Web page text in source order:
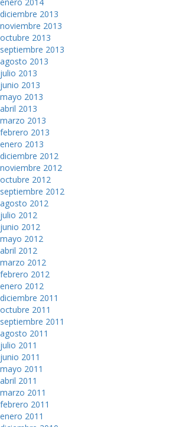
diciembre 2013
noviembre 2013
octubre 2013
septiembre 2013
agosto 2013
julio 2013
junio 2013
mayo 2013
abril 2013
marzo 2013
febrero 2013
enero 2013
diciembre 2012
noviembre 2012
octubre 2012
septiembre 2012
agosto 2012
julio 2012
junio 2012
mayo 2012
abril 2012
marzo 2012
febrero 2012
enero 2012
diciembre 2011
octubre 2011
septiembre 2011
agosto 2011
julio 2011
junio 2011
mayo 2011
abril 2011
marzo 2011
febrero 2011
enero 2011